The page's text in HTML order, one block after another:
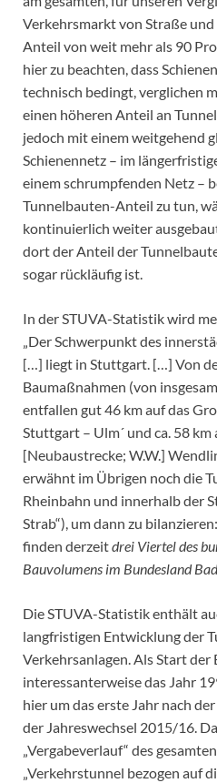
Verkehrsmarkt von Straße
Anteil von weit mehr als 90
hier zu beachten, dass
technisch bedingt, verglichen
einen höheren Anteil an
jedoch mit einem weitgehend
Schienennetz – im
einem schrumpfenden Netz –
Tunnelbauten-Anteil zu tun,
kontinuierlich weiter
dort der Anteil der
sogar rückläufig ist.
In der STUVA-Statistik wird
„Der Schwerpunkt des
[…] liegt in Stuttgart. […] Von
Baumaßnahmen (von
entfallen gut 46 km auf das
Stuttgart – Ulm´ und ca. 58 km
[Neubaustrecke; W.W.]
erwähnt im Übrigen noch die
Rheinbahn und innerhalb der
Strab“), um dann zu
finden derzeitdrei Viertel des
Bauvolumens im Bundesland
Die STUVA-Statistik enthält
langfristigen Entwicklung der
Verkehrsanlagen. Als Start
interessanterweise das Jahr
hier um das erste Jahr nach
der Jahreswechsel 2015/16.
„Vergabeverlauf“ des
„Verkehrstunnel bezogen auf